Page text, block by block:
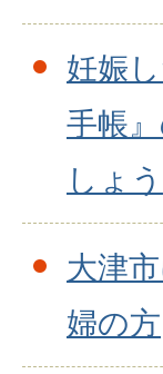
妊娠
手帳
しょう
大津
婦の方